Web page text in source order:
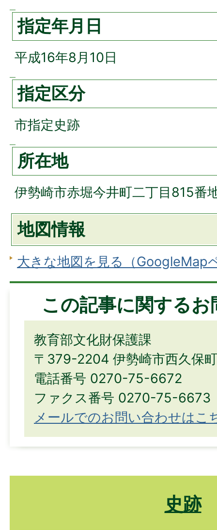
指定年月日
平成16年8月10日
指定区分
市指定史跡
所在地
伊勢崎市赤堀今井町二丁目815番
地図情報
大きな地図を見る（GoogleMap
この記事に関する
教育部文化財保護課
〒379-2204 伊勢崎市西久保
電話番号 0270-75-6672
ファクス番号 0270-75-6673
メールでのお問い合わせはこ
史跡